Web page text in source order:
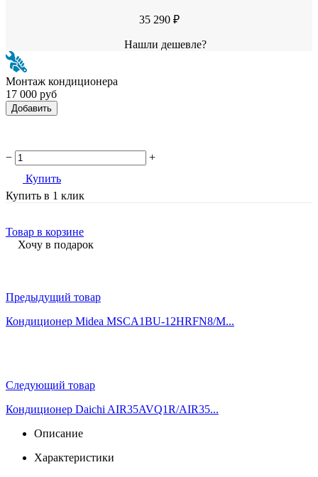
35 290 ₽
Нашли дешевле?
Монтаж кондиционера
17 000 руб
Добавить
−
+
Купить
Купить в 1 клик
Товар в корзине
Хочу в подарок
Предыдущий товар
Кондиционер Midea MSCA1BU-12HRFN8/M...
Следующий товар
Кондиционер Daichi AIR35AVQ1R/AIR35...
Описание
Характеристики